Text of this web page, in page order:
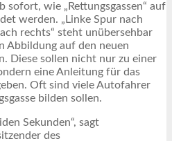
sofort, wie „Rettungsgassen“ auf
werden. „Linke Spur nach
rechts“ steht unübersehbar
Abbildung auf den neuen
Diese sollen nicht nur zu einer
eine Anleitung für das
Oft sind viele Autofahrer
bilden sollen.
Sekunden“, sagt
des